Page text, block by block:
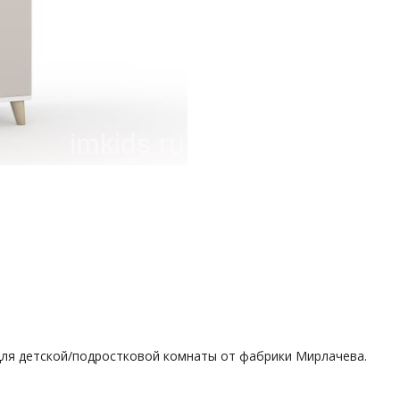
детской/подростковой комнаты от фабрики Мирлачева.